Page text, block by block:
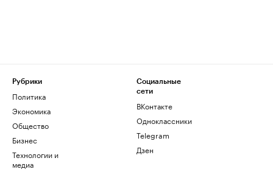
Рубрики
Политика
Экономика
Общество
Бизнес
Технологии и
медиа
Социальные
сети
ВКонтакте
Одноклассники
Telegram
Дзен